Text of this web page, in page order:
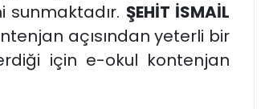
sunmaktadır. ŞEHİT İSMAİL
açısından yeterli bir
için e-okul kontenjan